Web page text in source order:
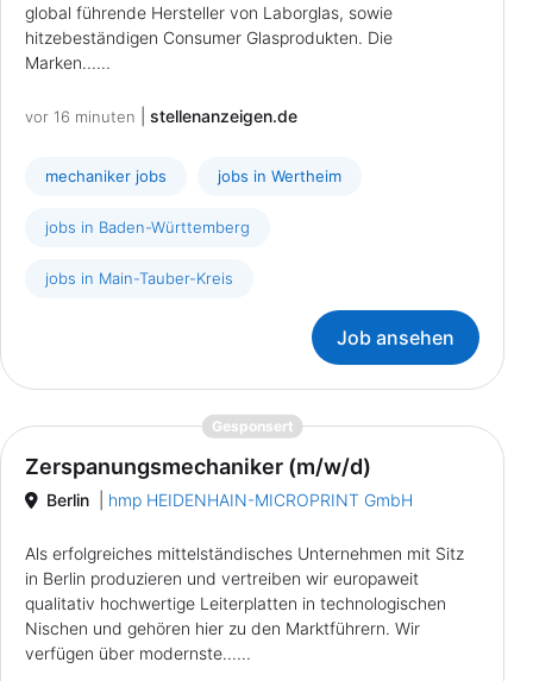
global führende Hersteller von Laborglas, sowie
hitzebeständigen Consumer Glasprodukten. Die
Marken......
vor 16 minuten stellenanzeigen.de
mechaniker jobs jobs in Wertheim
jobs in Baden-Württemberg
jobs in Main-Tauber-Kreis
Job ansehen
Gesponsert{prompt.job}
Zerspanungsmechaniker (m/w/d)
Berlin hmp HEIDENHAIN-MICROPRINT GmbH
Als erfolgreiches mittelständisches Unternehmen mit Sitz
in Berlin produzieren und vertreiben wir europaweit
qualitativ hochwertige Leiterplatten in technologischen
Nischen und gehören hier zu den Marktführern. Wir
verfügen über modernste......